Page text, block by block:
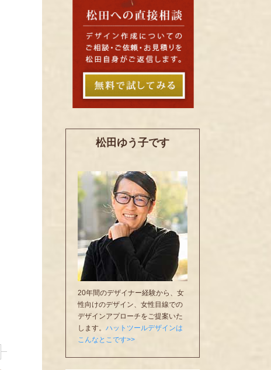
松田ゆう子です
20年間のデザイナー経験から、女
性向けのデザイン、女性目線での
デザインアプローチをご提案いた
します。 ハットツールデザインは
こんなとこです>>